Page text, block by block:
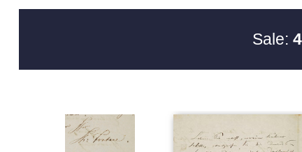
Sale: